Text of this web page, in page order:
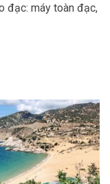
đạc: máy toàn đạc,